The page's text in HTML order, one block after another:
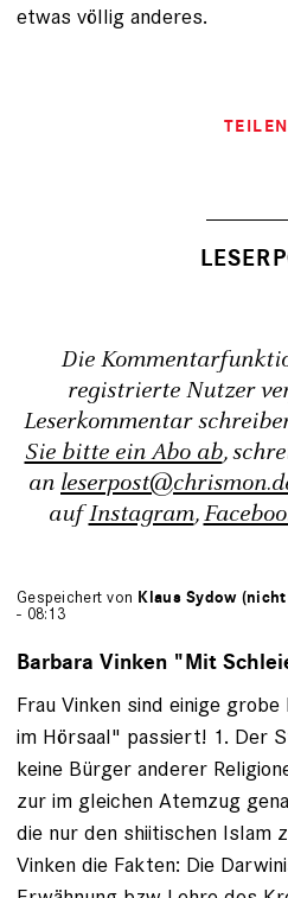
etwas völlig anderes.
TEILEN
Die
registrierte Nutzer
Leserkommentar
Sie bitte ein Abo ab,
an
aufInstagram,
Gespeichert von Klaus Sydow
- 08:13
Barbara Vinken "Mit
Frau Vinken sind einige
im Hörsaal" passiert! 1. Der
keine Bürger anderer
zur im gleichen Atemzug
die nur den shiitischen Islam
Vinken die Fakten: Die